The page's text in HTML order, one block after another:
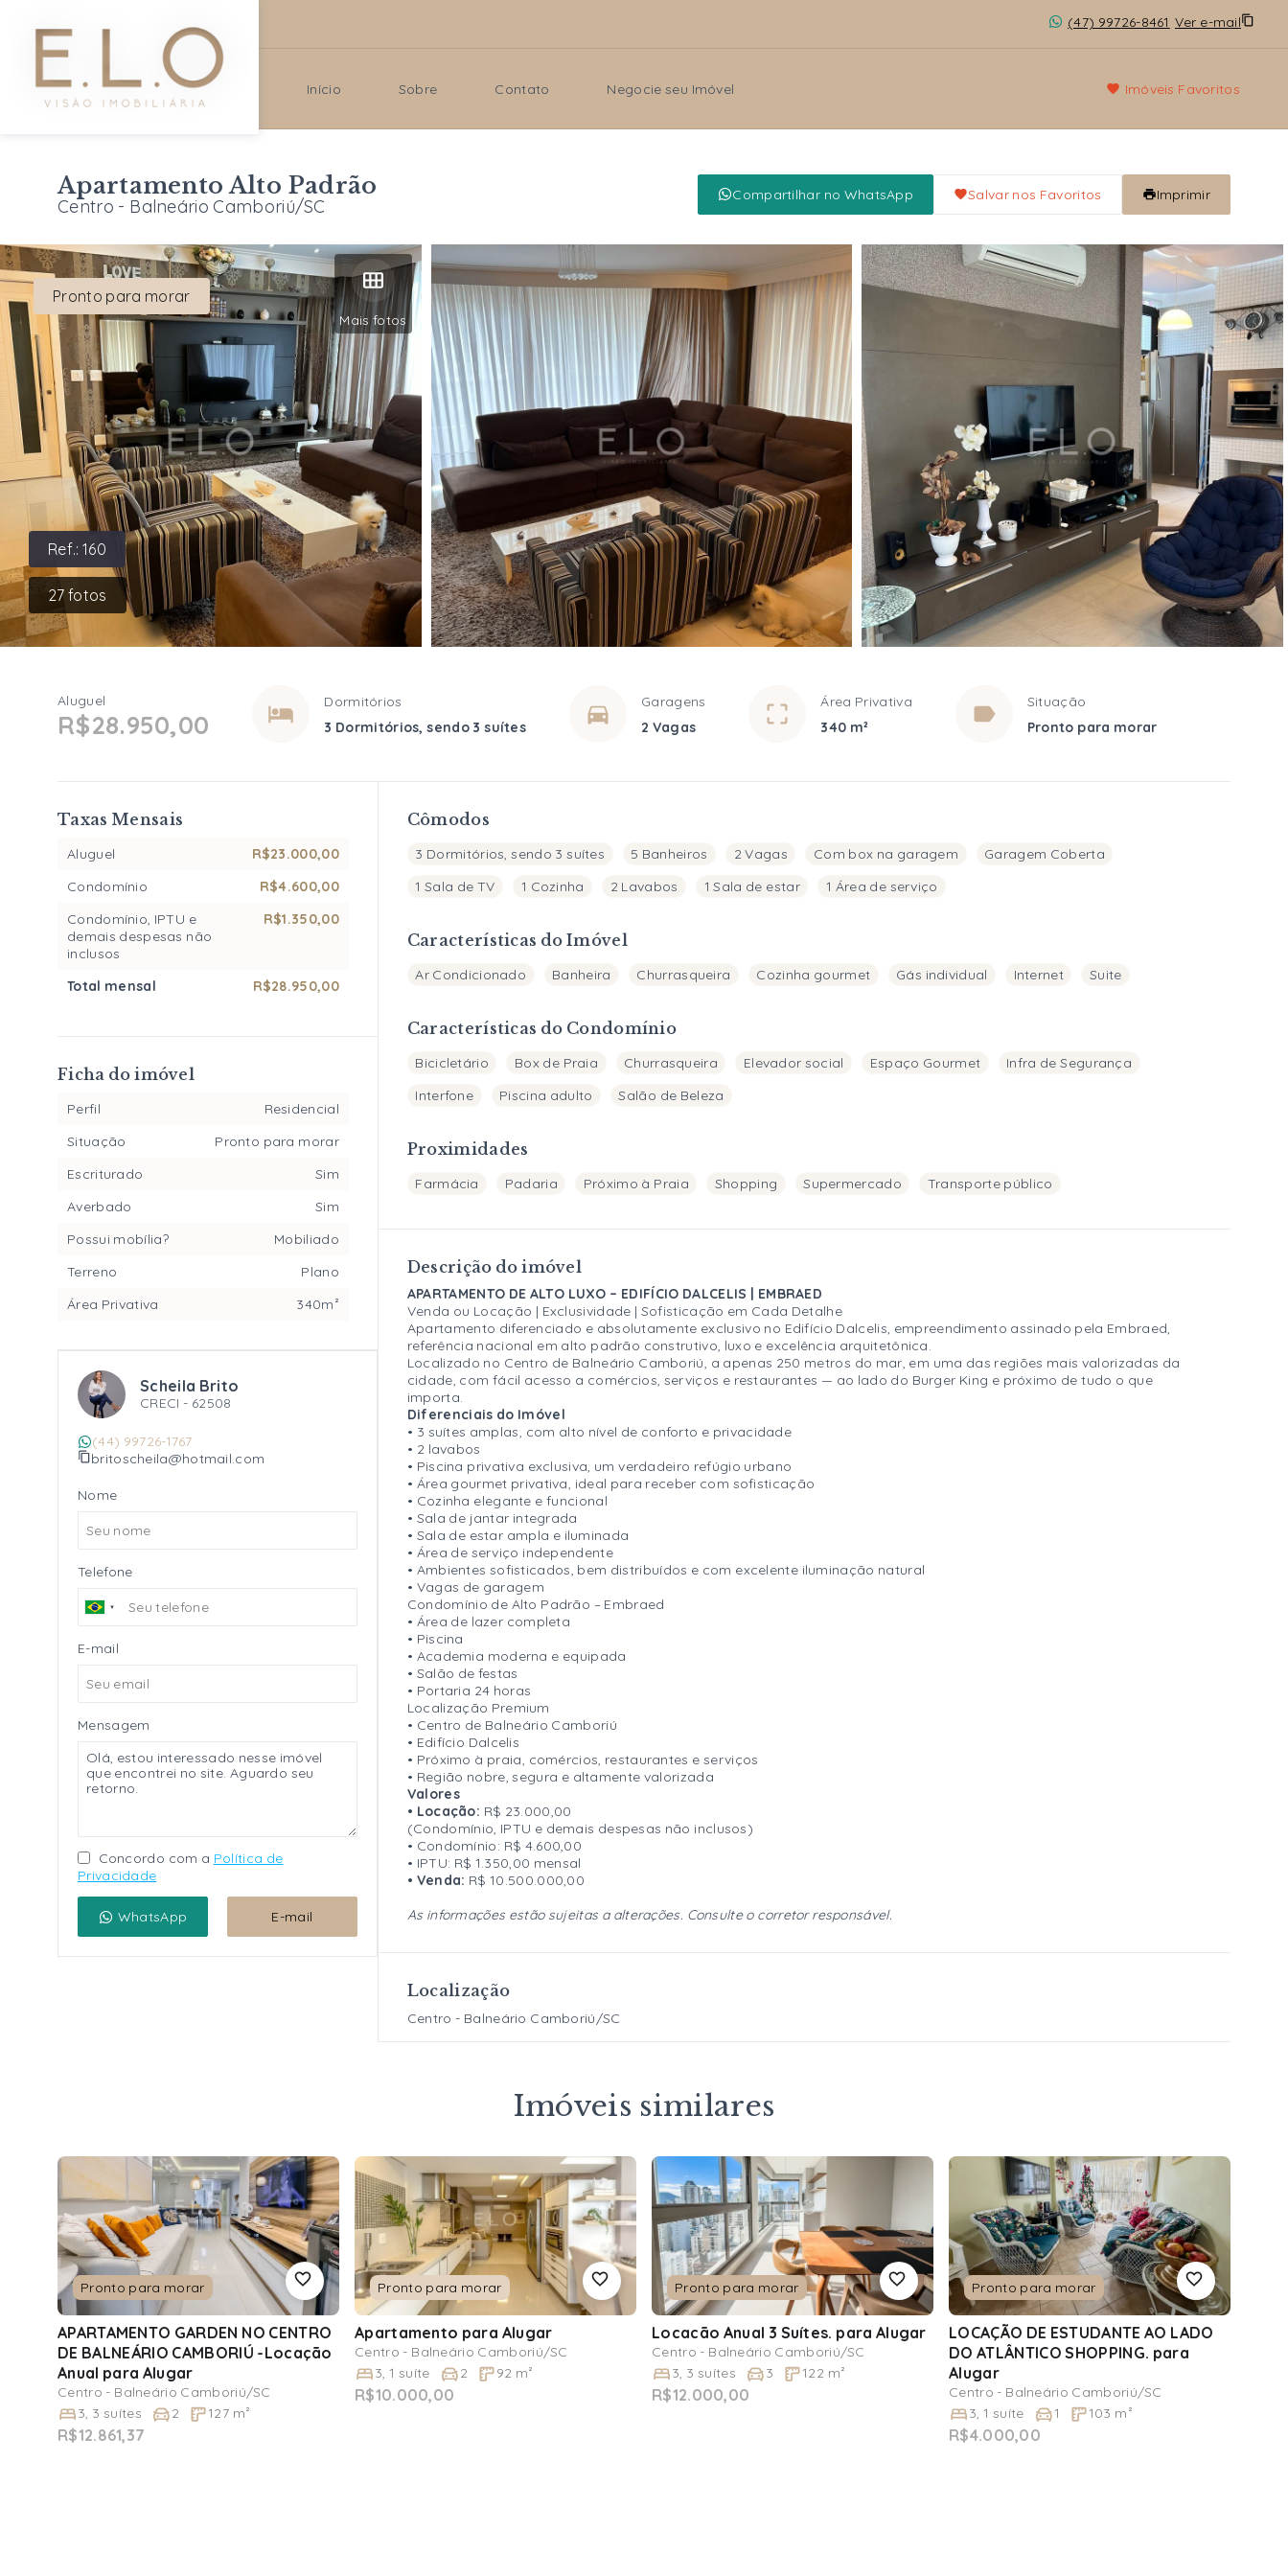
(47) 99726-8461 Ver e-mail
Início Sobre Contato Negocie seu Imóvel Imóveis Favoritos
Apartamento Alto Padrão
Centro - Balneário Camboriú/SC
Compartilhar no WhatsApp Salvar nos Favoritos Imprimir
Ref.:160
27 fotos
Mais fotos
Pronto para morar
Aluguel
R$28.950,00
Dormitórios
3 Dormitórios, sendo 3 suítes
Garagens
2 Vagas
Área Privativa
340 m²
Situação
Pronto para morar
Cômodos
3 Dormitórios, sendo 3 suítes 5 Banheiros 2 Vagas Com box na garagem
Garagem Coberta
1 Sala de TV
1 Cozinha 2 Lavabos 1 Sala de estar 1 Área de serviço
Características do Imóvel
Ar Condicionado Banheira Churrasqueira Cozinha gourmet Gás individual Internet Suite
Características do Condomínio
Bicicletário Box de Praia Churrasqueira Elevador social Espaço Gourmet
Infra de Segurança
Interfone
Piscina adulto Salão de Beleza
Proximidades
Farmácia Padaria Próximo à Praia Shopping Supermercado Transporte público
Descrição do imóvel
APARTAMENTO DE ALTO LUXO – EDIFÍCIO DALCELIS | EMBRAED
Venda ou Locação | Exclusividade | Sofisticação em Cada Detalhe
Apartamento diferenciado e absolutamente exclusivo no Edifício Dalcelis, empreendimento assinado pela Embraed,
referência nacional em alto padrão construtivo, luxo e excelência arquitetônica.
Localizado no Centro de Balneário Camboriú, a apenas 250 metros do mar, em uma das regiões mais valorizadas da
cidade, com fácil acesso a comércios, serviços e restaurantes — ao lado do Burger King e próximo de tudo o que
importa.
Diferenciais do Imóvel
• 3 suítes amplas, com alto nível de conforto e privacidade
• 2 lavabos
• Piscina privativa exclusiva, um verdadeiro refúgio urbano
• Área gourmet privativa, ideal para receber com sofisticação
• Cozinha elegante e funcional
• Sala de jantar integrada
• Sala de estar ampla e iluminada
• Área de serviço independente
• Ambientes sofisticados, bem distribuídos e com excelente iluminação natural
• Vagas de garagem
Condomínio de Alto Padrão – Embraed
• Área de lazer completa
• Piscina
• Academia moderna e equipada
• Salão de festas
• Portaria 24 horas
Localização Premium
• Centro de Balneário Camboriú
• Edifício Dalcelis
• Próximo à praia, comércios, restaurantes e serviços
• Região nobre, segura e altamente valorizada
Valores
• Locação: R$ 23.000,00
(Condomínio, IPTU e demais despesas não inclusos)
• Condomínio: R$ 4.600,00
• IPTU: R$ 1.350,00 mensal
• Venda: R$ 10.500.000,00
As informações estão sujeitas a alterações. Consulte o corretor responsável.
Localização
Centro - Balneário Camboriú/SC
Taxas Mensais
Aluguel
R$23.000,00
Condomínio
R$4.600,00
Condomínio, IPTU e
demais despesas não
inclusos
R$1.350,00
Total mensal R$28.950,00
Ficha do imóvel
Perfil
Residencial
Situação
Pronto para morar
Escriturado
Sim
Averbado
Sim
Possui mobília?
Mobiliado
Terreno
Plano
Área Privativa
340m²
Scheila Brito
CRECI - 62508
(44) 99726-1767
britoscheila@hotmail.com
Nome
Telefone
E-mail
Mensagem
Concordo com a Política de
Privacidade
WhatsApp E-mail
Imóveis similares
Pronto para morar
APARTAMENTO GARDEN NO CENTRO
DE BALNEÁRIO CAMBORIÚ -Locação
Anual para Alugar
Centro - Balneário Camboriú/SC
3, 3 suítes 2 127 m²
R$12.861,37
Pronto para morar
Apartamento para Alugar
Centro - Balneário Camboriú/SC
3, 1 suíte 2 92 m²
R$10.000,00
Pronto para morar
Locacão Anual 3 Suítes. para Alugar
Centro - Balneário Camboriú/SC
3, 3 suítes 3 122 m²
R$12.000,00
Pronto para morar
LOCAÇÃO DE ESTUDANTE AO LADO
DO ATLÂNTICO SHOPPING. para
Alugar
Centro - Balneário Camboriú/SC
3, 1 suíte 1 103 m²
R$4.000,00